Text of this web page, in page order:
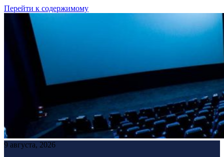
Перейти к содержимому
9 августа, 2026